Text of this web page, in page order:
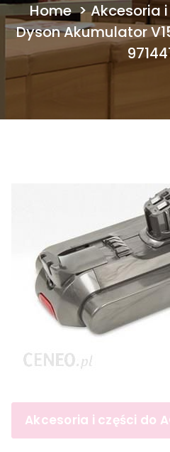
Home>Akcesoria
Dyson Akumulator
Akcesoria i części do